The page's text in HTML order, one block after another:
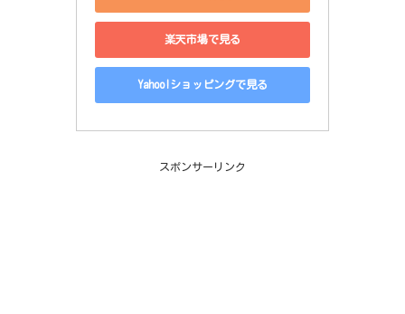
楽天市場で見る
Yahoo!ショッピングで見る
スポンサーリンク